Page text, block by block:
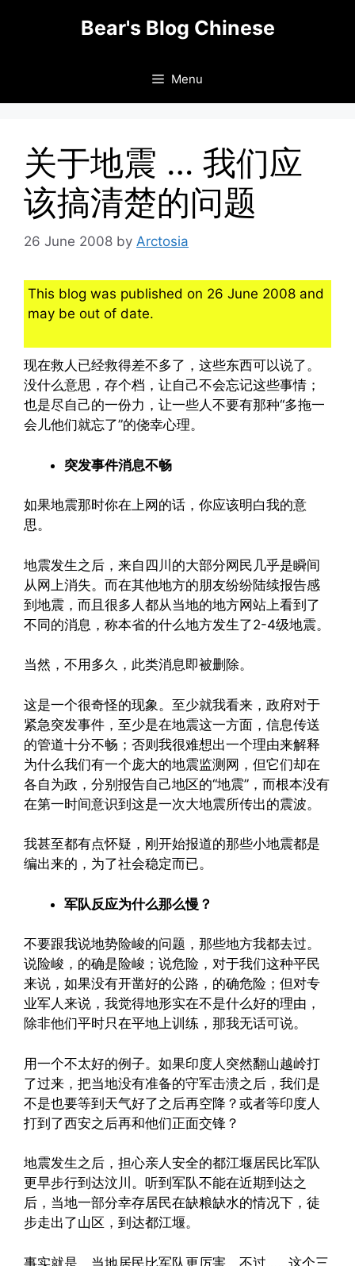
Bear's Blog Chinese
Menu
关于地震 … 我们应
该搞清楚的问题
26 June 2008 by Arctosia
This blog was published on 26 June 2008 and
may be out of date.
现在救人已经救得差不多了，这些东西可以说了。
没什么意思，存个档，让自己不会忘记这些事情；
也是尽自己的一份力，让一些人不要有那种“多拖一
会儿他们就忘了”的侥幸心理。
突发事件消息不畅
如果地震那时你在上网的话，你应该明白我的意
思。
地震发生之后，来自四川的大部分网民几乎是瞬间
从网上消失。而在其他地方的朋友纷纷陆续报告感
到地震，而且很多人都从当地的地方网站上看到了
不同的消息，称本省的什么地方发生了2-4级地震。
当然，不用多久，此类消息即被删除。
这是一个很奇怪的现象。至少就我看来，政府对于
紧急突发事件，至少是在地震这一方面，信息传送
的管道十分不畅；否则我很难想出一个理由来解释
为什么我们有一个庞大的地震监测网，但它们却在
各自为政，分别报告自己地区的“地震”，而根本没有
在第一时间意识到这是一次大地震所传出的震波。
我甚至都有点怀疑，刚开始报道的那些小地震都是
编出来的，为了社会稳定而已。
军队反应为什么那么慢？
不要跟我说地势险峻的问题，那些地方我都去过。
说险峻，的确是险峻；说危险，对于我们这种平民
来说，如果没有开凿好的公路，的确危险；但对专
业军人来说，我觉得地形实在不是什么好的理由，
除非他们平时只在平地上训练，那我无话可说。
用一个不太好的例子。如果印度人突然翻山越岭打
了过来，把当地没有准备的守军击溃之后，我们是
不是也要等到天气好了之后再空降？或者等印度人
打到了西安之后再和他们正面交锋？
地震发生之后，担心亲人安全的都江堰居民比军队
更早步行到达汶川。听到军队不能在近期到达之
后，当地一部分幸存居民在缺粮缺水的情况下，徒
步走出了山区，到达都江堰。
事实就是，当地居民比军队更厉害。不过……这个三